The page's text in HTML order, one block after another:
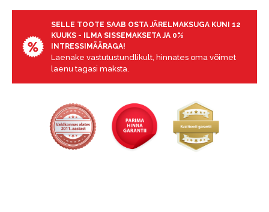
SELLE TOOTE SAAB OSTA JÄRELMAKSUGA KUNI 12
KUUKS - ILMA SISSEMAKSETA JA 0%
INTRESSIMÄÄRAGA!
Laenake vastutustundlikult, hinnates oma võimet
laenu tagasi maksta.